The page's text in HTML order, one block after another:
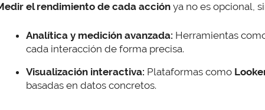
el rendimiento de cada acción ya no es opcional,
Analítica y medición avanzada: Herramientas
cada interacción de forma precisa.
Visualización interactiva: Plataformas como
basadas en datos concretos.